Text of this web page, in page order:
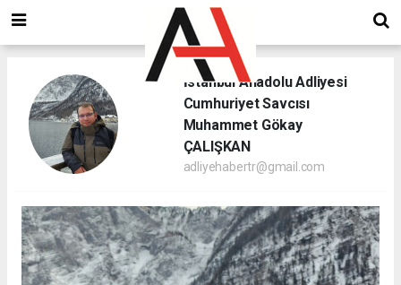
İstanbul Anadolu Adliyesi
Cumhuriyet Savcısı
Muhammet Gökay
ÇALIŞKAN
adliyehabertr@gmail.com